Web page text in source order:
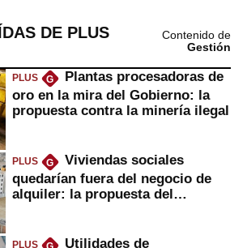
DE PLUS
Contenido de
Gestión
PLUS G
Plantas procesadoras de
oro en la mira del Gobierno: la
propuesta contra la minería ilegal
PLUS G
Viviendas sociales
quedarían fuera del negocio de
alquiler: la propuesta del
PLUS Utilidades de